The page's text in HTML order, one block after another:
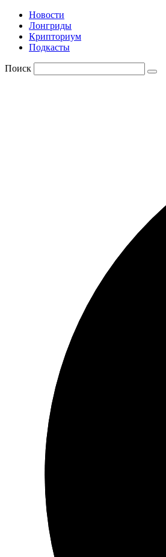
Новости
Лонгриды
Крипториум
Подкасты
Поиск